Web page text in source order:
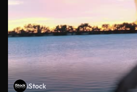
iStock